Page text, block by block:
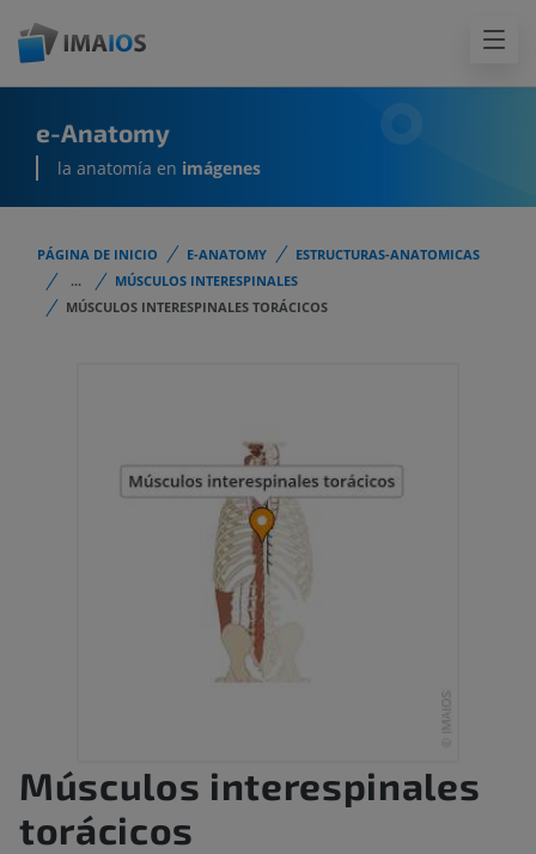
e-Anatomy
la anatomía en imágenes
PÁGINA DE INICIO E-ANATOMY
ESTRUCTURAS-ANATOMICAS
...
MÚSCULOS INTERESPINALES
MÚSCULOS INTERESPINALES TORÁCICOS
Músculos interespinales
torácicos